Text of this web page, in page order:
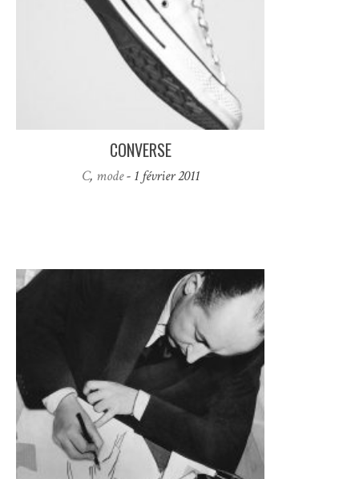
CONVERSE
C, mode- 1 février 2011